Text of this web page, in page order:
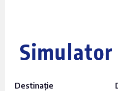
Destinație